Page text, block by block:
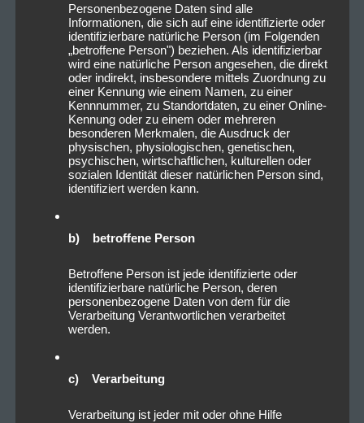
Personenbezogene Daten sind alle
Informationen, die sich auf eine identifizierte oder
identifizierbare natürliche Person (im Folgenden
„betroffene Person") beziehen. Als identifizierbar
wird eine natürliche Person angesehen, die direkt
oder indirekt, insbesondere mittels Zuordnung zu
einer Kennung wie einem Namen, zu einer
Kennnummer, zu Standortdaten, zu einer Online-
Kennung oder zu einem oder mehreren
besonderen Merkmalen, die Ausdruck der
physischen, physiologischen, genetischen,
psychischen, wirtschaftlichen, kulturellen oder
sozialen Identität dieser natürlichen Person sind,
identifiziert werden kann.
b) betroffene Person
Betroffene Person ist jede identifizierte oder
identifizierbare natürliche Person, deren
personenbezogene Daten von dem für die
Verarbeitung Verantwortlichen verarbeitet
werden.
c) Verarbeitung
Verarbeitung ist jeder mit oder ohne Hilfe